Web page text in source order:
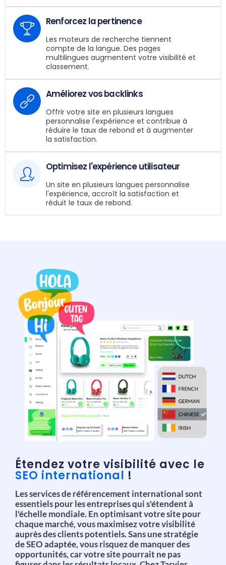
Renforcez la pertinence
Les moteurs de recherche tiennent
compte de la langue. Des pages
multilingues augmentent votre visibilité et
classement.
Améliorez vos backlinks
Offrir votre site en plusieurs langues
personnalise l'expérience et contribue à
réduire le taux de rebond et à augmenter
la satisfaction.
Optimisez l'expérience utilisateur
Un site en plusieurs langues personnalise
l'expérience, accroît la satisfaction et
réduit le taux de rebond.
Étendez votre visibilité avec le
SEO international !
Les services de référencement international sont
essentiels pour les entreprises qui s'étendent à
l'échelle mondiale. En optimisant votre site pour
chaque marché, vous maximisez votre visibilité
auprès des clients potentiels. Sans une stratégie
de SEO adaptée, vous risquez de manquer des
opportunités, car votre site pourrait ne pas